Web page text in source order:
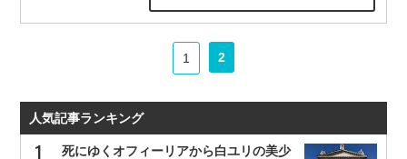
1 2
人気記事ランキング
死にゆくオフィーリアから白ユリの美少